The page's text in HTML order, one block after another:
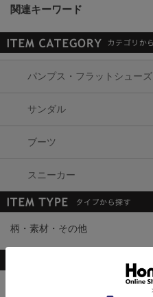
関連キーワード
パンプス・フラットシューズ
サンダル
ブーツ
スニーカー
柄・素材・その他